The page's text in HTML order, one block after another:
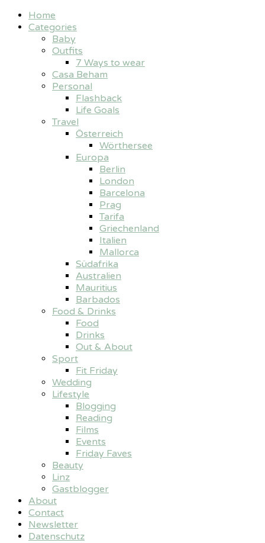
Home
Categories
Baby
Outfits
7 Ways to wear
Casa Beham
Personal
Flashback
Life Goals
Travel
Österreich
Wörthersee
Europa
Berlin
London
Barcelona
Prag
Tarifa
Griechenland
Italien
Mallorca
Südafrika
Australien
Mauritius
Barbados
Food & Drinks
Food
Drinks
Out & About
Sport
Fit Friday
Wedding
Lifestyle
Blogging
Reading
Films
Events
Friday Faves
Beauty
Linz
Gastblogger
About
Contact
Newsletter
Datenschutz